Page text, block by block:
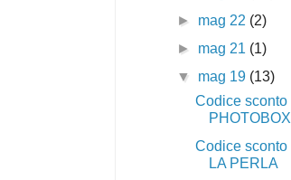
► mag 22 (2)
► mag 21 (1)
▼ mag 19 (13)
Codice sconto
PHOTOBOX
Codice sconto
LA PERLA